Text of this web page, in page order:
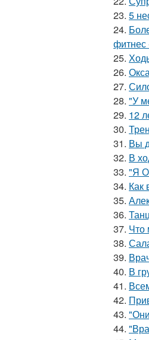
23. 5
24.
фитнес
25.
26.
27.
28. "У
29. 12
30.
31. Вы
32. В
33. "Я
34. Как
35.
36.
37. Что
38.
39.
40. В
41.
42.
43.
44.